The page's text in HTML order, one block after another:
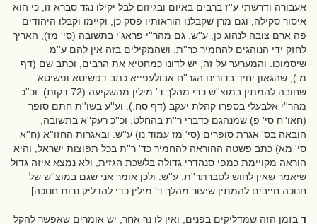
אעבורה ודרשתי ע''ז ברבים באיום ובגיזום לבל יקילו נגד סברא זו, כי הוא
איסור סקילה, וגם מרן שקבלנו הוראותיו פסק כן, וקיימו וקבלו היהודים
פה ארם צובה לנהוג כן. ע''ש. גם מהר''י פראג'י בתשובה (סי' מז), האריך
לחזק ידי הנוהגים להחמיר כר''ת. ושהמקילים בזה אין להם ע''מ
שיסמוכו. והמערער על זה, יש לדונו כמחטיא את הרבים, וכתב שם (דף
מ.), שהגאון יחיד בדורינו הגר''ח אבולעפייא כתב דפשיטא ופשיטא
שחובה להמתין במוצ''ש כדי מהלך ד' מילין מהשקיעה (72 דקות). וכ''כ
מהר''י אלבעלי בספרו קהלת יעקב (דף סח:). וע''ע בשו''ת חתם סופר
(חאו''ח סי' פ) שמנהגם כדברי ר''ת בהחלט. וכ''כ רעק''א בתשובה,
הובאה בס' אגרת סופרים (סי' מז עמוד נו) ע''ש. ובאגרות החזו''א (ח''א
סי' מא) כתב פשטה ההוראה להחמיר כד' ר''ת בכל תפוצות ישראל, והיא
הוראה מקויימת כמפי סנהדרי גדולה בלשכת הגזית, ולא נמצא איזה גדול
שיאמר שאין לחוש לסברתר''ת. ע''ש. ולכן אומר אני שגם במוצ''ש של
חנוכה חייבים להמתין שיעור מהלך ד' מילין כדי להדליק נרות חנוכה].
ד בזמן הזה שמדליקים בפנים, ואין לו נר אחר, יש אומרים שאפשר להקל